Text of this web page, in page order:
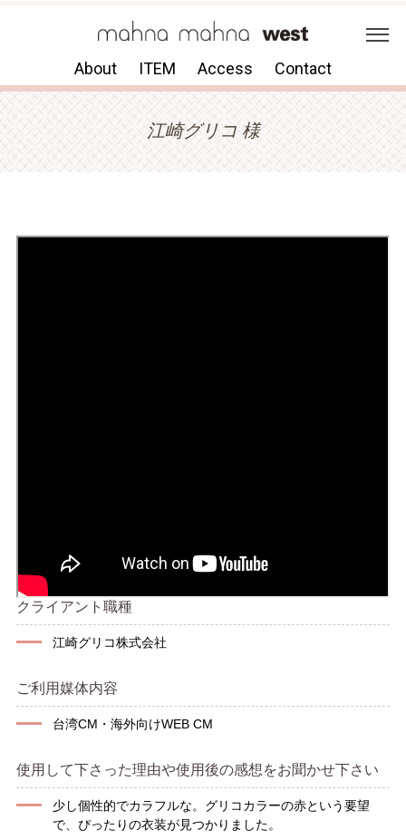
About ITEM Access Contact
江崎グリコ 様
クライアント職種
江崎グリコ株式会社
ご利用媒体内容
台湾CM・海外向けWEB CM
使用して下さった理由や使用後の感想をお聞かせ下さい
少し個性的でカラフルな。グリコカラーの赤という要望
で、ぴったりの衣装が見つかりました。